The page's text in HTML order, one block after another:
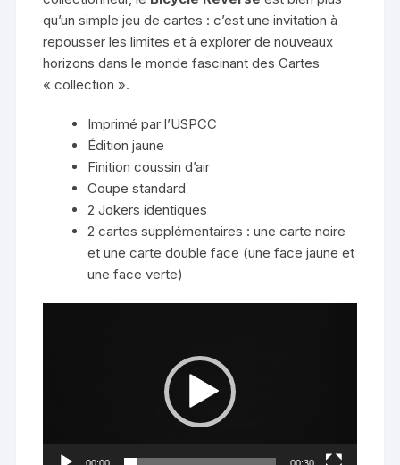
qu’un simple jeu de cartes : c’est une invitation à
repousser les limites et à explorer de nouveaux
horizons dans le monde fascinant des Cartes
« collection ».
Imprimé par l’USPCC
Édition jaune
Finition coussin d’air
Coupe standard
2 Jokers identiques
2 cartes supplémentaires : une carte noire
et une carte double face (une face jaune et
une face verte)